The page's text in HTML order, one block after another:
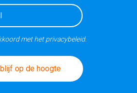
met het privacybeleid.
blijf op de hoogte